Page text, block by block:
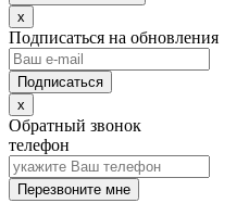
x
Подписаться на обновления
x
Обратный звонок
телефон
Перезвоните мне